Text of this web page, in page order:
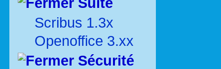
Scribus 1.3x
Openoffice 3.xx
Sécurité